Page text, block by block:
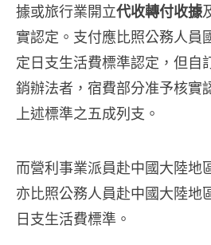
據或旅行業開立代收轉付收據
實認定。支付應比照公務人員
定日支生活費標準認定，但自
銷辦法者，宿費部分准予核實
上述標準之五成列支。
而營利事業派員赴中國大陸地
亦比照公務人員赴中國大陸地
日支生活費標準。